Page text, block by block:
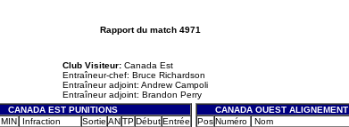
Rapport du match 4971
Club Visiteur: Canada Est
Entraîneur-chef: Bruce Richardson
Entraîneur adjoint: Andrew Campoli
Entraîneur adjoint: Brandon Perry
CANADA EST PUNITIONS
MIN Infraction Sortie ANTPDébutEntrée
CANADA OUEST ALIGNEMENT
PosNuméro
Nom